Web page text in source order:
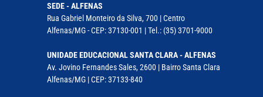
SEDE - ALFENAS
Rua Gabriel Monteiro da Silva, 700 | Centro
Alfenas/MG - CEP: 37130-001 | Tel.: (35) 3701-9000
UNIDADE EDUCACIONAL SANTA CLARA - ALFENAS
Av. Jovino Fernandes Sales, 2600 | Bairro Santa Clara
Alfenas/MG | CEP: 37133-840